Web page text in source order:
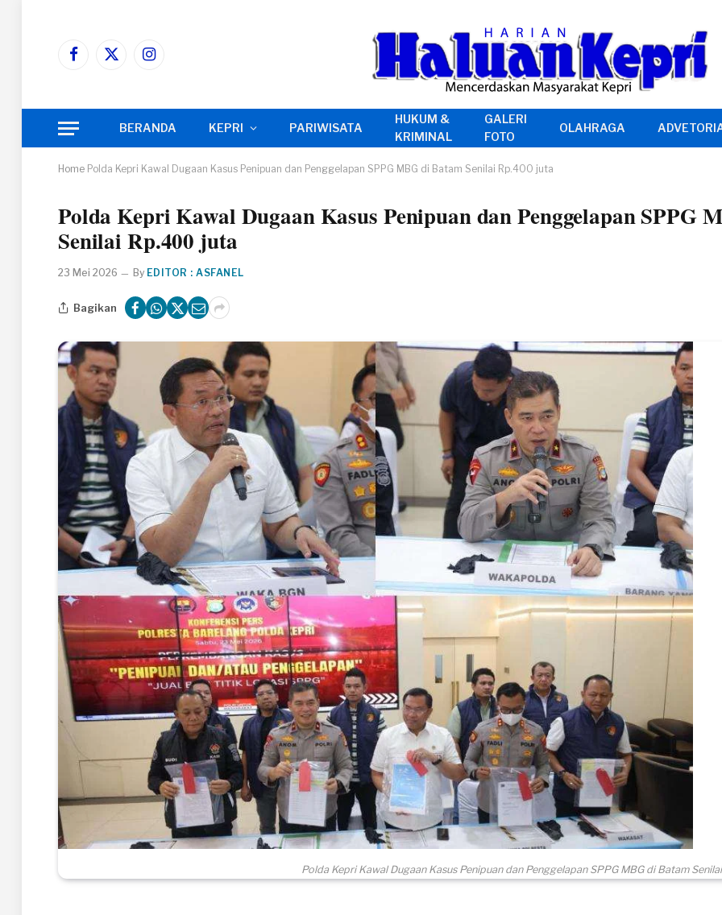
Facebook
X
Instagram
BERANDA KEPRI PARIWISATA
HUKUM &
KRIMINAL
GALERI
FOTO
OLAHRAGA
Home Polda Kepri Kawal Dugaan Kasus Penipuan dan Penggelapan SPPG MBG di Batam Senilai Rp.400 juta
Polda Kepri Kawal Dugaan Kasus Penipuan dan Penggelapan SPPG
Senilai Rp.400 juta
23 Mei 2026 By EDITOR : ASFANEL
Bagikan
Polda Kepri Kawal Dugaan Kasus Penipuan dan Penggelapan SPPG MBG di Batam